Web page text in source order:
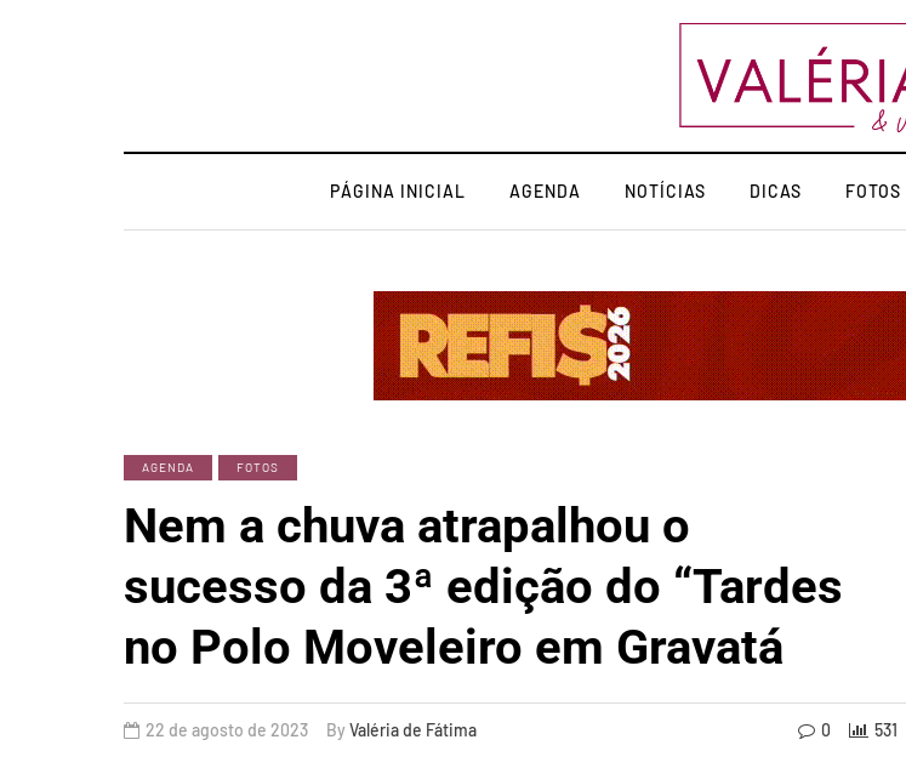
PÁGINA INICIAL AGENDA NOTÍCIAS DICAS FOTOS
AGENDA FOTOS
Nem a chuva atrapalhou o
sucesso da 3ª edição do “Tardes
no Polo Moveleiro em Gravatá
22 de agosto de 2023 By Valéria de Fátima 0 531